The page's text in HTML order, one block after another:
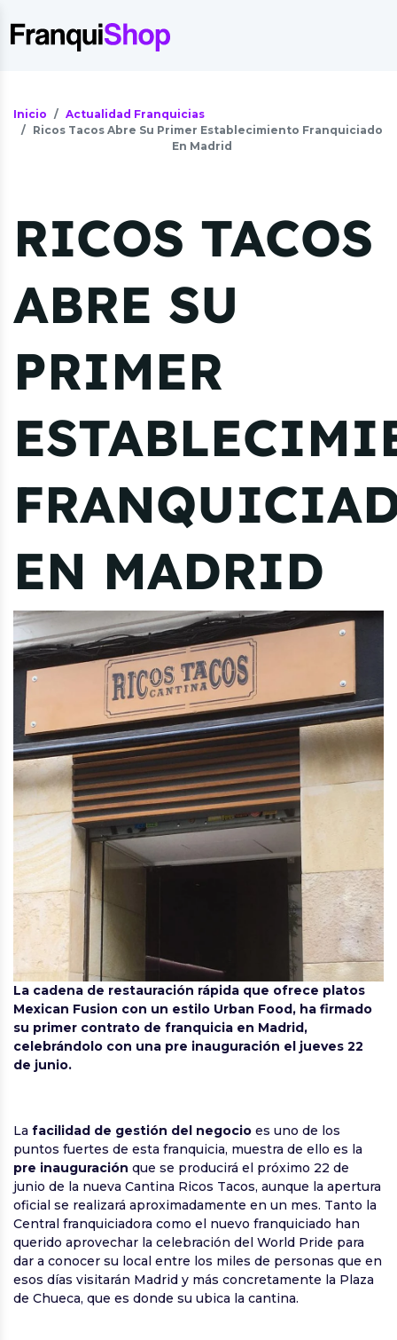
Inicio
Actualidad Franquicias
Ricos Tacos Abre Su Primer Establecimiento Franquiciado
En Madrid
RICOS TACOS
ABRE SU
PRIMER
EN MADRID
La cadena de restauración rápida que ofrece platos
Mexican Fusion con un estilo Urban Food, ha firmado
su primer contrato de franquicia en Madrid,
celebrándolo con una pre inauguración el jueves 22
de junio.
La facilidad de gestión del negocio es uno de los
puntos fuertes de esta franquicia, muestra de ello es la
pre inauguración que se producirá el próximo 22 de
junio de la nueva Cantina Ricos Tacos, aunque la apertura
oficial se realizará aproximadamente en un mes. Tanto la
Central franquiciadora como el nuevo franquiciado han
querido aprovechar la celebración del World Pride para
dar a conocer su local entre los miles de personas que en
esos días visitarán Madrid y más concretamente la Plaza
de Chueca, que es donde su ubica la cantina.